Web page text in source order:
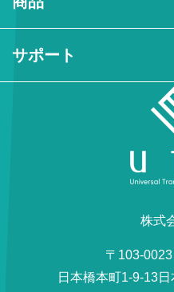
サポート
株式
〒103-
日本橋本町1-9-13